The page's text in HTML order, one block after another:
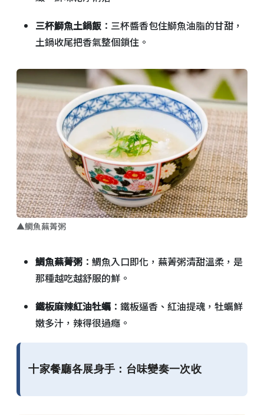
三杯鰤魚土鍋飯 ：三杯醬香包住鰤魚油脂的甘甜，
土鍋收尾把香氣整個鎖住。
▲鯛魚蕪菁粥
鯛魚蕪菁粥 ：鯛魚入口即化，蕪菁粥清甜溫柔，是
那種越吃越舒服的鮮。
鐵板麻辣紅油牡蠣 ：鐵板逼香、紅油提魂，牡蠣鮮
嫩多汁，辣得很過癮。
十家餐廳各展身手：台味變奏一次收